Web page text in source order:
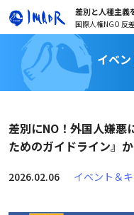
差別と人種主義
国際人権NGO 反
イベ
差別にNO！外国人嫌
ためのガイドライン』
2026.02.06 イベント＆